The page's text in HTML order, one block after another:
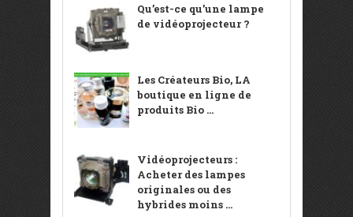
Qu’est-ce qu’une lampe
de vidéoprojecteur ?
Les Créateurs Bio, LA
boutique en ligne de
produits Bio ...
Vidéoprojecteurs :
Acheter des lampes
originales ou des
hybrides moins ...